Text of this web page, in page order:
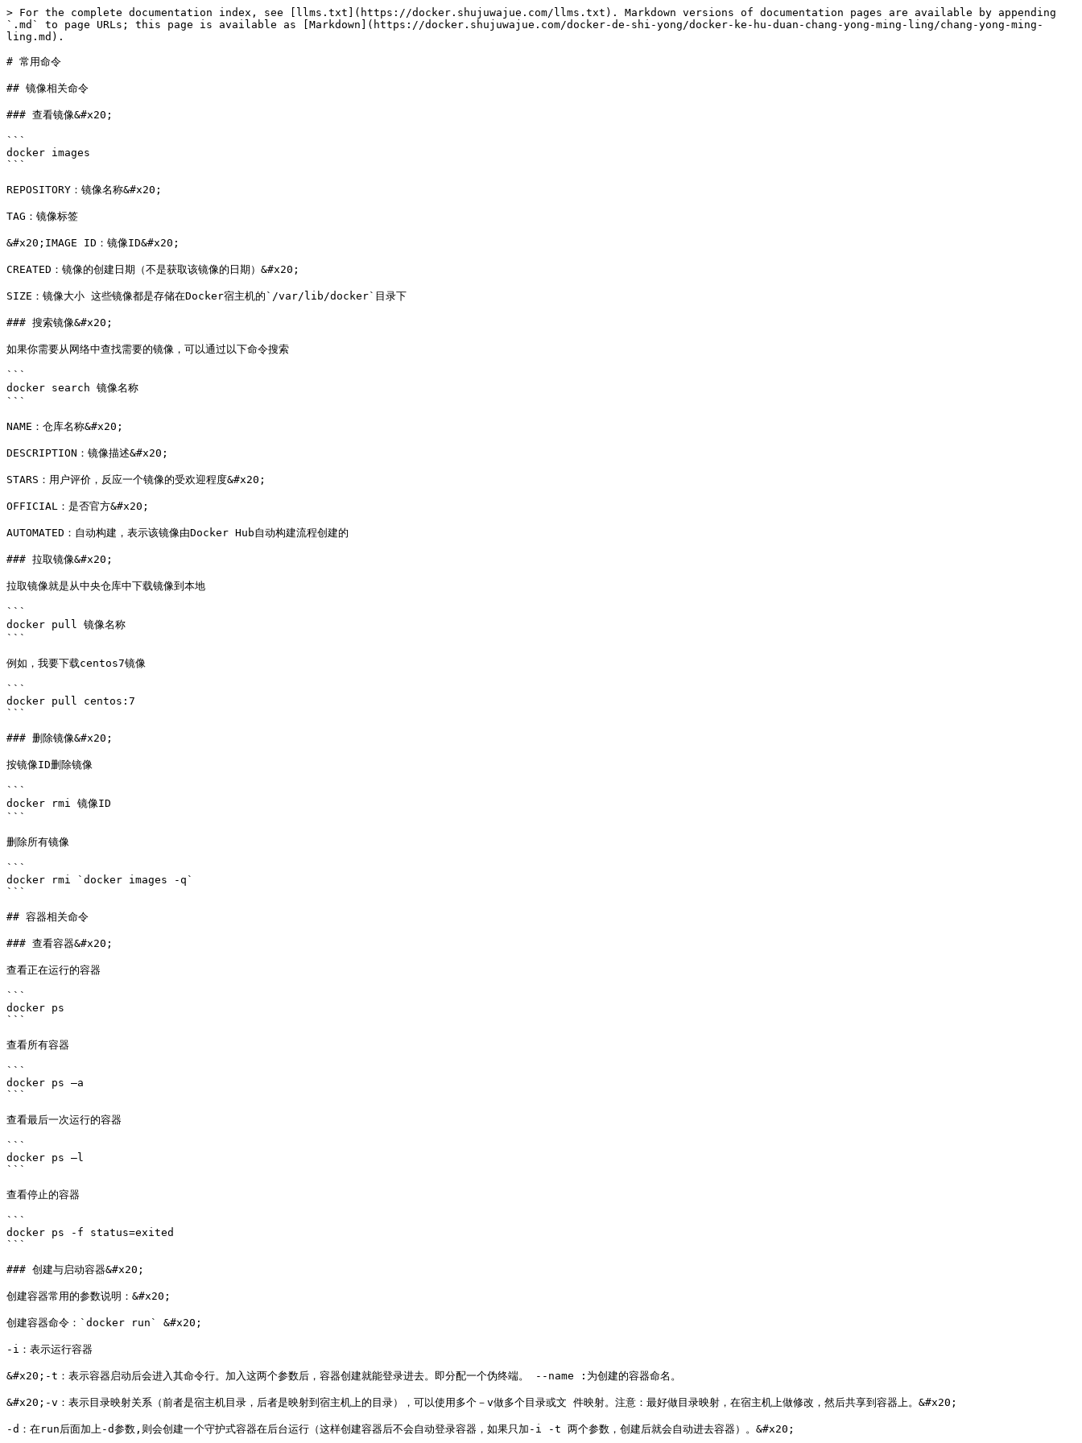
> For the complete documentation index, see [llms.txt](https://docker.shujuwajue.com/llms.txt). Markdown versions of documentation pages are available by appending
`.md` to page URLs; this page is available as [Markdown](https://docker.shujuwajue.com/docker-de-shi-yong/docker-ke-hu-duan-chang-yong-ming-ling/chang-yong-ming-
ling.md).
# 常用命令
## 镜像相关命令
### 查看镜像&#x20;
```
docker images
```
REPOSITORY：镜像名称&#x20;
TAG：镜像标签
&#x20;IMAGE ID：镜像ID&#x20;
CREATED：镜像的创建日期（不是获取该镜像的日期）&#x20;
SIZE：镜像大小 这些镜像都是存储在Docker宿主机的`/var/lib/docker`目录下
### 搜索镜像&#x20;
如果你需要从网络中查找需要的镜像，可以通过以下命令搜索
```
docker search 镜像名称
```
NAME：仓库名称&#x20;
DESCRIPTION：镜像描述&#x20;
STARS：用户评价，反应一个镜像的受欢迎程度&#x20;
OFFICIAL：是否官方&#x20;
AUTOMATED：自动构建，表示该镜像由Docker Hub自动构建流程创建的
### 拉取镜像&#x20;
拉取镜像就是从中央仓库中下载镜像到本地
```
docker pull 镜像名称
```
例如，我要下载centos7镜像
```
docker pull centos:7
```
### 删除镜像&#x20;
按镜像ID删除镜像
```
docker rmi 镜像ID
```
删除所有镜像
```
docker rmi `docker images -q`
```
## 容器相关命令
### 查看容器&#x20;
查看正在运行的容器
```
docker ps
```
查看所有容器
```
docker ps –a
```
查看最后一次运行的容器
```
docker ps –l
```
查看停止的容器
```
docker ps -f status=exited
```
### 创建与启动容器&#x20;
创建容器常用的参数说明：&#x20;
创建容器命令：`docker run` &#x20;
-i：表示运行容器
&#x20;-t：表示容器启动后会进入其命令行。加入这两个参数后，容器创建就能登录进去。即分配一个伪终端。 --name :为创建的容器命名。
&#x20;-v：表示目录映射关系（前者是宿主机目录，后者是映射到宿主机上的目录），可以使用多个－v做多个目录或文 件映射。注意：最好做目录映射，在宿主机上做修改，然后共享到容器上。&#x20;
-d：在run后面加上-d参数,则会创建一个守护式容器在后台运行（这样创建容器后不会自动登录容器，如果只加-i -t 两个参数，创建后就会自动进去容器）。&#x20;